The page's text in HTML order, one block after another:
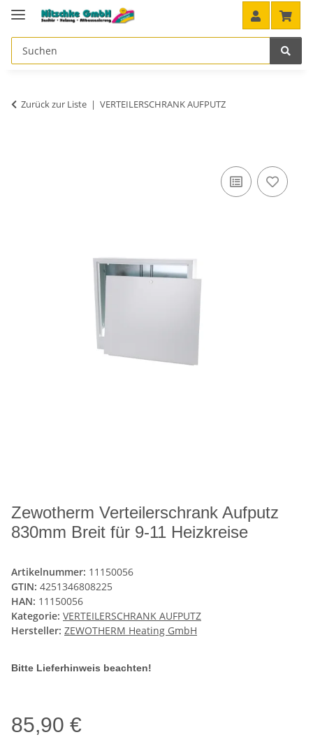
Zurück zur Liste VERTEILERSCHRANK AUFPUTZ
Zewotherm Verteilerschrank Aufputz
830mm Breit für 9-11 Heizkreise
Artikelnummer: 11150056
GTIN: 4251346808225
HAN: 11150056
Kategorie: VERTEILERSCHRANK AUFPUTZ
Hersteller: ZEWOTHERM Heating GmbH
Bitte Lieferhinweis beachten!
85,90 €